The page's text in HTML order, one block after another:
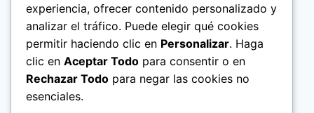
experiencia, ofrecer contenido personalizado y
analizar el tráfico. Puede elegir qué cookies
permitir haciendo clic en Personalizar. Haga
clic en Aceptar Todo para consentir o en
Rechazar Todo para negar las cookies no
esenciales.